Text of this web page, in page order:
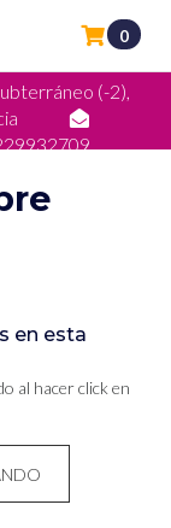
(-2),
0
en esta
al hacer click en